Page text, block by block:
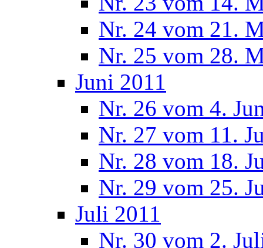
Nr. 24 vom 21.
Nr. 25 vom 28.
Juni 2011
Nr. 26 vom 4.
Nr. 27 vom 11.
Nr. 28 vom 18.
Nr. 29 vom 25.
Juli 2011
Nr. 30 vom 2.